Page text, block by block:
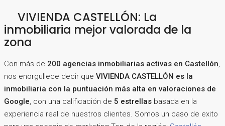
VIVIENDA CASTELLÓN: La
inmobiliaria mejor valorada de la
zona
Con más de 200 agencias inmobiliarias activas en Castellón,
nos enorgullece decir que VIVIENDA CASTELLÓN es la
inmobiliaria con la puntuación más alta en valoraciones de
Google, con una calificación de 5 estrellas basada en la
experiencia real de nuestros clientes. Somos un caso de exito